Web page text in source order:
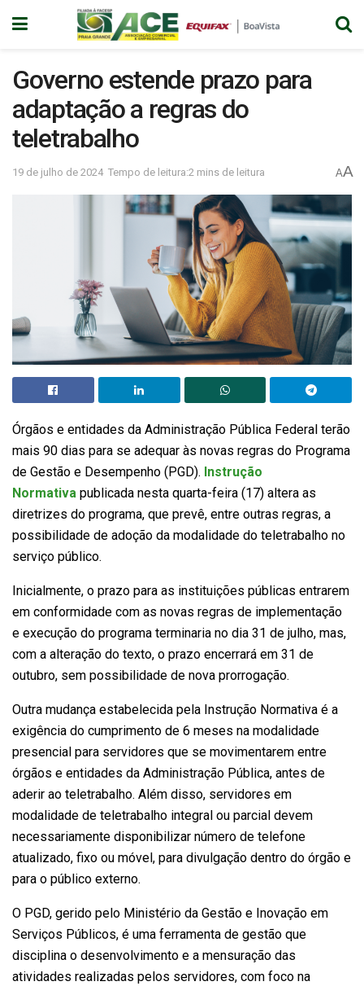
Governo estende prazo para
adaptação a regras do
teletrabalho
19 de julho de 2024 Tempo de leitura:2 mins de leitura AA
Órgãos e entidades da Administração Pública Federal terão
mais 90 dias para se adequar às novas regras do Programa
de Gestão e Desempenho (PGD). Instrução
Normativa publicada nesta quarta-feira (17) altera as
diretrizes do programa, que prevê, entre outras regras, a
possibilidade de adoção da modalidade do teletrabalho no
serviço público.
Inicialmente, o prazo para as instituições públicas entrarem
em conformidade com as novas regras de implementação
e execução do programa terminaria no dia 31 de julho, mas,
com a alteração do texto, o prazo encerrará em 31 de
outubro, sem possibilidade de nova prorrogação.
Outra mudança estabelecida pela Instrução Normativa é a
exigência do cumprimento de 6 meses na modalidade
presencial para servidores que se movimentarem entre
órgãos e entidades da Administração Pública, antes de
aderir ao teletrabalho. Além disso, servidores em
modalidade de teletrabalho integral ou parcial devem
necessariamente disponibilizar número de telefone
atualizado, fixo ou móvel, para divulgação dentro do órgão e
para o público externo.
O PGD, gerido pelo Ministério da Gestão e Inovação em
Serviços Públicos, é uma ferramenta de gestão que
disciplina o desenvolvimento e a mensuração das
atividades realizadas pelos servidores, com foco na